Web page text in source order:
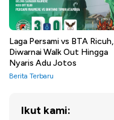
Laga Persami vs BTA Ricuh,
Diwarnai Walk Out Hingga
Nyaris Adu Jotos
Berita Terbaru
Ikut kami: